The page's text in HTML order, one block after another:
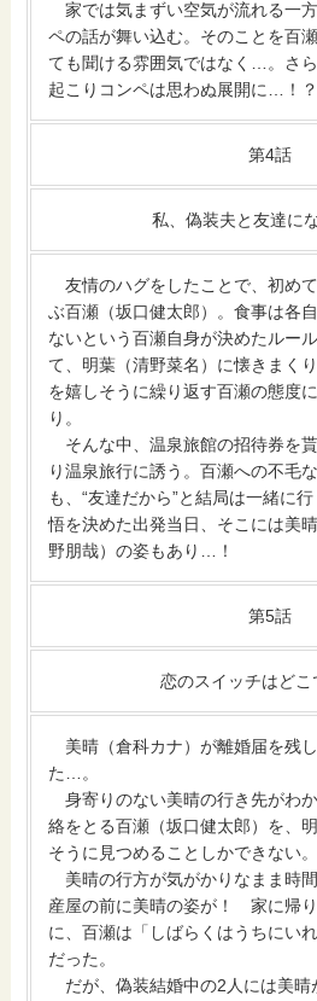
家では気まずい空気が流れる一
ペの話が舞い込む。そのことを百
ても聞ける雰囲気ではなく…。さ
起こりコンペは思わぬ展開に…！？
第4話
私、偽装夫と友達に
友情のハグをしたことで、初め
ぶ百瀬（坂口健太郎）。食事は各
ないという百瀬自身が決めたルー
て、明葉（清野菜名）に懐きまく
を嬉しそうに繰り返す百瀬の態度
り。
そんな中、温泉旅館の招待券を
り温泉旅行に誘う。百瀬への不毛
も、“友達だから”と結局は一緒に
悟を決めた出発当日、そこには美
野朋哉）の姿もあり…！
第5話
恋のスイッチはどこ
美晴（倉科カナ）が離婚届を残
た…。
身寄りのない美晴の行き先がわ
絡をとる百瀬（坂口健太郎）を、
そうに見つめることしかできない。
美晴の行方が気がかりなまま時
産屋の前に美晴の姿が！ 家に帰
に、百瀬は「しばらくはうちにい
だった。
だが、偽装結婚中の2人には美晴